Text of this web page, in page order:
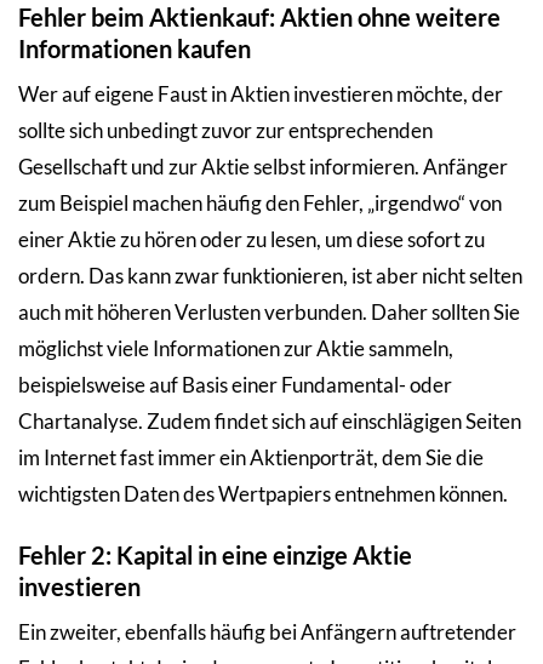
Fehler beim Aktienkauf: Aktien ohne weitere
Informationen kaufen
Wer auf eigene Faust in Aktien investieren möchte, der
sollte sich unbedingt zuvor zur entsprechenden
Gesellschaft und zur Aktie selbst informieren. Anfänger
zum Beispiel machen häufig den Fehler, „irgendwo“ von
einer Aktie zu hören oder zu lesen, um diese sofort zu
ordern. Das kann zwar funktionieren, ist aber nicht selten
auch mit höheren Verlusten verbunden. Daher sollten Sie
möglichst viele Informationen zur Aktie sammeln,
beispielsweise auf Basis einer Fundamental- oder
Chartanalyse. Zudem findet sich auf einschlägigen Seiten
im Internet fast immer ein Aktienporträt, dem Sie die
wichtigsten Daten des Wertpapiers entnehmen können.
Fehler 2: Kapital in eine einzige Aktie
investieren
Ein zweiter, ebenfalls häufig bei Anfängern auftretender